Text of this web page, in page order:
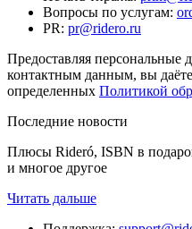
Вопросы по услугам:
PR: pr@ridero.ru
Предоставляя персональные
контактным данным, вы даёте
определенных Политикой
Последние новости
Плюсы Rideró, ISBN в
и многое другое
Читать дальше